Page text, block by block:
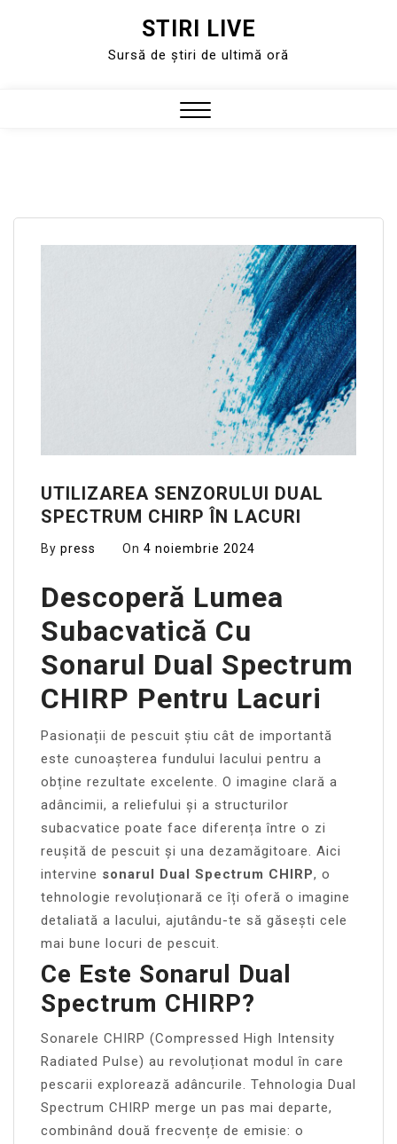
STIRI LIVE
Sursă de știri de ultimă oră
UTILIZAREA SENZORULUI DUAL
SPECTRUM CHIRP ÎN LACURI
By press On 4 noiembrie 2024
Descoperă Lumea
Subacvatică Cu
Sonarul Dual Spectrum
CHIRP Pentru Lacuri
Pasionații de pescuit știu cât de importantă
este cunoașterea fundului lacului pentru a
obține rezultate excelente. O imagine clară a
adâncimii, a reliefului și a structurilor
subacvatice poate face diferența între o zi
reușită de pescuit și una dezamăgitoare. Aici
intervine sonarul Dual Spectrum CHIRP, o
tehnologie revoluționară ce îți oferă o imagine
detaliată a lacului, ajutându-te să găsești cele
mai bune locuri de pescuit.
Ce Este Sonarul Dual
Spectrum CHIRP?
Sonarele CHIRP (Compressed High Intensity
Radiated Pulse) au revoluționat modul în care
pescarii explorează adâncurile. Tehnologia Dual
Spectrum CHIRP merge un pas mai departe,
combinând două frecvențe de emisie: o